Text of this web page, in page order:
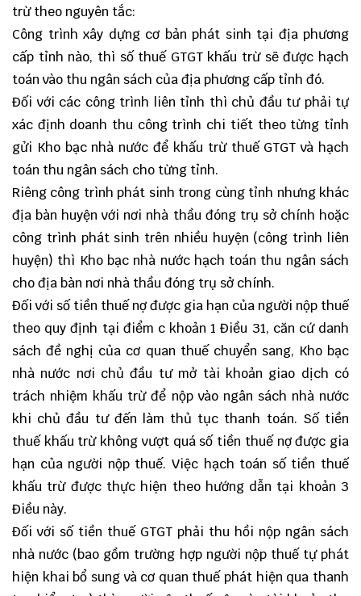
trừ theo nguyên tắc:
Công trình xây dựng cơ bản phát sinh tại địa phương
cấp tỉnh nào, thì số thuế GTGT khấu trừ sẽ được hạch
toán vào thu ngân sách của địa phương cấp tỉnh đó.
Đối với các công trình liên tỉnh thì chủ đầu tư phải tự
xác định doanh thu công trình chi tiết theo từng tỉnh
gửi Kho bạc nhà nước để khấu trừ thuế GTGT và hạch
toán thu ngân sách cho từng tỉnh.
Riêng công trình phát sinh trong cùng tỉnh nhưng khác
địa bàn huyện với nơi nhà thầu đóng trụ sở chính hoặc
công trình phát sinh trên nhiều huyện (công trình liên
huyện) thì Kho bạc nhà nước hạch toán thu ngân sách
cho địa bàn nơi nhà thầu đóng trụ sở chính.
Đối với số tiền thuế nợ được gia hạn của người nộp thuế
theo quy định tại điểm c khoản 1 Điều 31, căn cứ danh
sách đề nghị của cơ quan thuế chuyển sang, Kho bạc
nhà nước nơi chủ đầu tư mở tài khoản giao dịch có
trách nhiệm khấu trừ để nộp vào ngân sách nhà nước
khi chủ đầu tư đến làm thủ tục thanh toán. Số tiền
thuế khấu trừ không vượt quá số tiền thuế nợ được gia
hạn của người nộp thuế. Việc hạch toán số tiền thuế
khấu trừ được thực hiện theo hướng dẫn tại khoản 3
Điều này.
Đối với số tiền thuế GTGT phải thu hồi nộp ngân sách
nhà nước (bao gồm trường hợp người nộp thuế tự phát
hiện khai bổ sung và cơ quan thuế phát hiện qua thanh